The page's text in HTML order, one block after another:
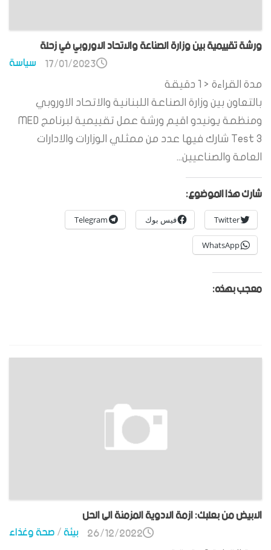
ورشة تقييمية بين وزارة الصناعة والاتحاد الاوروبي في زحلة
سياسة 17/01/2023
مدة القراءة < 1
دقيقة
بالتعاون بين وزارة الصناعة اللبنانية والاتحاد الاوروبي
ومنظمة يونيدو اقيم ورشة عمل تقييمية لبرنامج MED
Test 3 شارك فيها عدد من ممثلي الوزارات والادارات
العامة والصناعيين...
شارك هذا الموضوع:
Twitter فيس بوك Telegram
WhatsApp
معجب بهذه:
الابيض من بعلبك: ازمة الادوية المزمنة الى الحل
بيئة/صحة وغذاء 26/12/2022